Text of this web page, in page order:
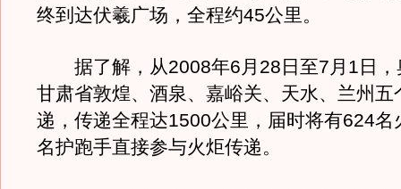
终到达伏羲广场，全程约45公里。
据了解，从2008年6月28日至7月1日，
甘肃省敦煌、酒泉、嘉峪关、天水、兰州五
递，传递全程达1500公里，届时将有624名
名护跑手直接参与火炬传递。